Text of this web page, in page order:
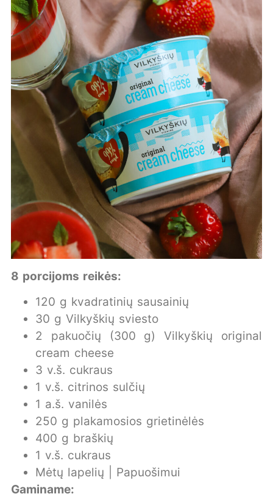
8 porcijoms reikės:
120 g kvadratinių sausainių
30 g Vilkyškių sviesto
2 pakuočių (300 g) Vilkyškių original
cream cheese
3 v.š. cukraus
1 v.š. citrinos sulčių
1 a.š. vanilės
250 g plakamosios grietinėlės
400 g braškių
1 v.š. cukraus
Mėtų lapelių | Papuošimui
Gaminame: